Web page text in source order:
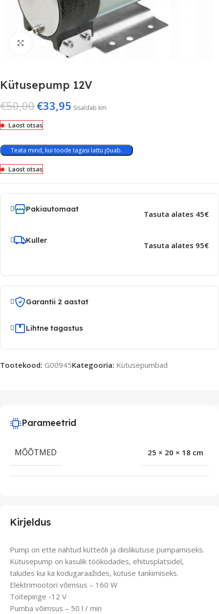
Suurenda
Kütusepump 12V
€50,00€33,95 Sisaldab km
Laost otsas
Teata mind, kui toode tagasi lattu jõuab.
Laost otsas
Pakiautomaat
Tasuta alates 45€
Kuller
Tasuta alates 95€
Garantii 2 aastat
Lihtne tagastus
Tootekood: G00945Kategooria: Kütusepumbad
Kirjeldus
Pump on ette nähtud kütteõli ja diislikütuse pumpamiseks.
Kütusepump on kasulik töökodades, ehitusplatsidel,
taludes kui ka kodugaraažides, kütuse tankimiseks.
Elektrimootori võimsus – 160 W
Toitepinge -12 V
Pumba võimsus – 50 l / min
Parameetrid
MÕÕTMED 25 × 20 × 18 cm